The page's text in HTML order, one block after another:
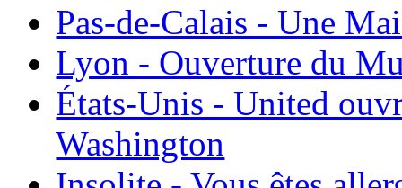
Pas-de-Calais - Une
Lyon - Ouverture du
États-Unis - United
Washington